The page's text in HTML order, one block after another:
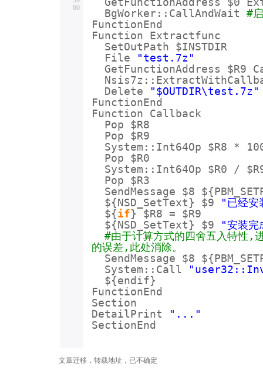
60
GetFunctionAddress $0
BgWorker::CallAndWait #
FunctionEnd
Function Extractfunc
SetOutPath $INSTDIR
File
"test.7z"
GetFunctionAddress $R9
Delete
"$OUTDIR\test.7z"
FunctionEnd
Function Callback
Pop $R8
Pop $R9
System::Int64Op $R8 *
Pop $R0
System::Int64Op $R0 /
Pop $R3
SendMessage $8
${NSD_SetText} $9
"已经安
${if} $R8 = $R9
${NSD_SetText} $9
"安装完
#由于计算方式的四舍五入特性,
的误差,此处消除。
SendMessage $8
System::Call
${endif}
FunctionEnd
Section
DetailPrint
"..."
SectionEnd
文章迁移，转载地址，已不确定